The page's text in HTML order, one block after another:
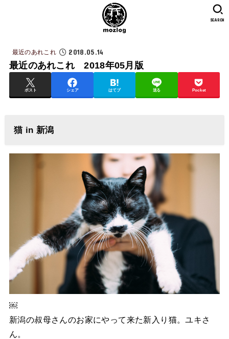
SEARCH
最近のあれこれ 2018.05.14
最近のあれこれ 2018年05月版
ポスト シェア はてブ 送る Pocket
猫 in 新潟
￼
新潟の叔母さんのお家にやって来た新入り猫。ユキさ
ん。